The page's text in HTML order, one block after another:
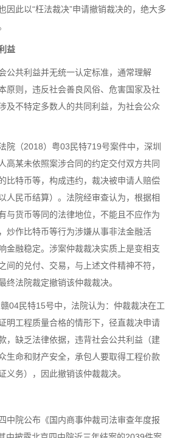
因此以“枉法裁决”申请撤销裁决的，绝大多
益
公共利益并无统一认定标准，通常理解
原则，违反社会善良风俗、危害国家及社
及不特定多数人的共同利益，为社会公众
院（2018）粤03民特719号案件中，深圳
高某未依照案涉合同的约定交付双方共同
比特币等，构成违约，裁决被申请人赔偿
人民币结算）。法院经审查认为，根据相
与货币等同的法律地位，不能且不应作为
炒作比特币等行为涉嫌从事非法金融活
金融稳定。涉案仲裁裁决实质上是变相支
间的兑付、交易，与上述文件精神不符，
终法院裁定撤销该仲裁裁决。
04民特15号中，法院认为：仲裁裁决在工
明工程质量合格的情形下，径直裁决申请
，缺乏法律依据，违背社会公共利益（建
生命和财产安全，承包人要取得工程价款
义务），因此撤销该仲裁裁决。
中院公布《国内商事仲裁司法审查年度报